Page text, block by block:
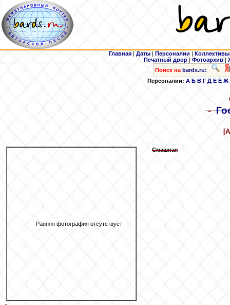
Главная | Даты | Персоналии | Коллективы
Печатный двор |Фотоархив |
Поиск на bards.ru:
Персоналии: А Б В Г Д Е Ё Ж
-
Ранняя фотография отсутствует
Смашная